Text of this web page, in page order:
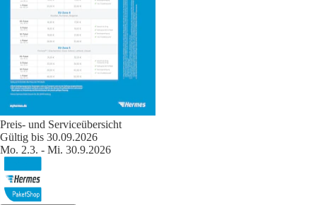
Preis- und Serviceübersicht
Gültig bis 30.09.2026
Mo. 2.3. - Mi. 30.9.2026